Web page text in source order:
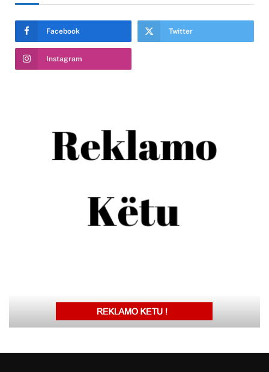
Facebook Twitter
Instagram